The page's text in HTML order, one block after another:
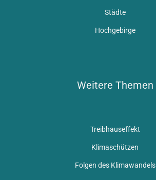
Städte
Hochgebirge
Weitere Themen
Treibhauseffekt
Klimaschützen
Folgen des Klimawandels